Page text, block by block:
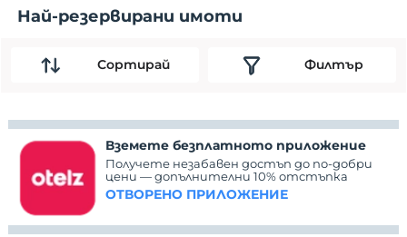
Най-резервирани имоти
Сортирай Филтър
Вземете безплатното приложение
Получете незабавен достъп до по-добри
цени — допълнителни 10% отстъпка
ОТВОРЕНО ПРИЛОЖЕНИЕ